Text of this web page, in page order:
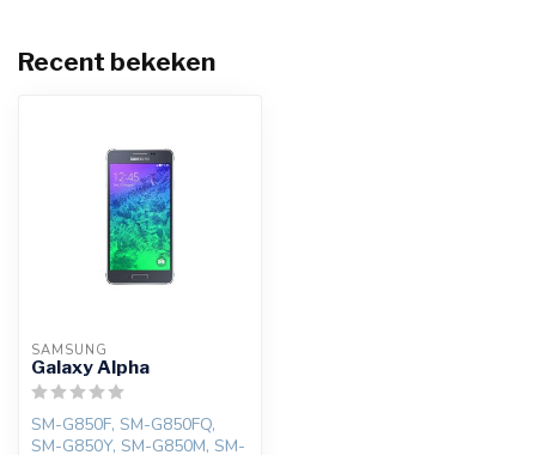
Recent bekeken
SAMSUNG
Galaxy Alpha
SM-G850F, SM-G850FQ,
SM-G850Y, SM-G850M, SM-